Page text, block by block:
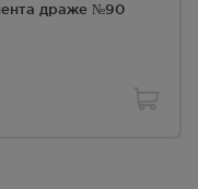
драже №90